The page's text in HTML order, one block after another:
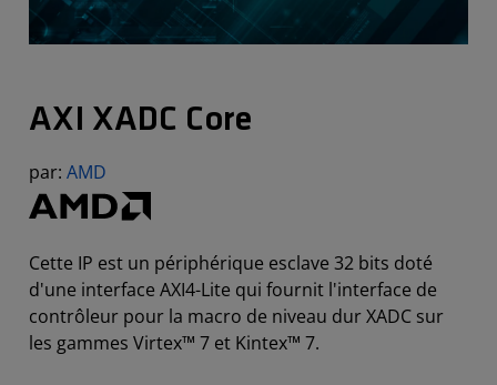
AXI XADC Core
par: AMD
Cette IP est un périphérique esclave 32 bits doté
d'une interface AXI4-Lite qui fournit l'interface de
contrôleur pour la macro de niveau dur XADC sur
les gammes Virtex™ 7 et Kintex™ 7.